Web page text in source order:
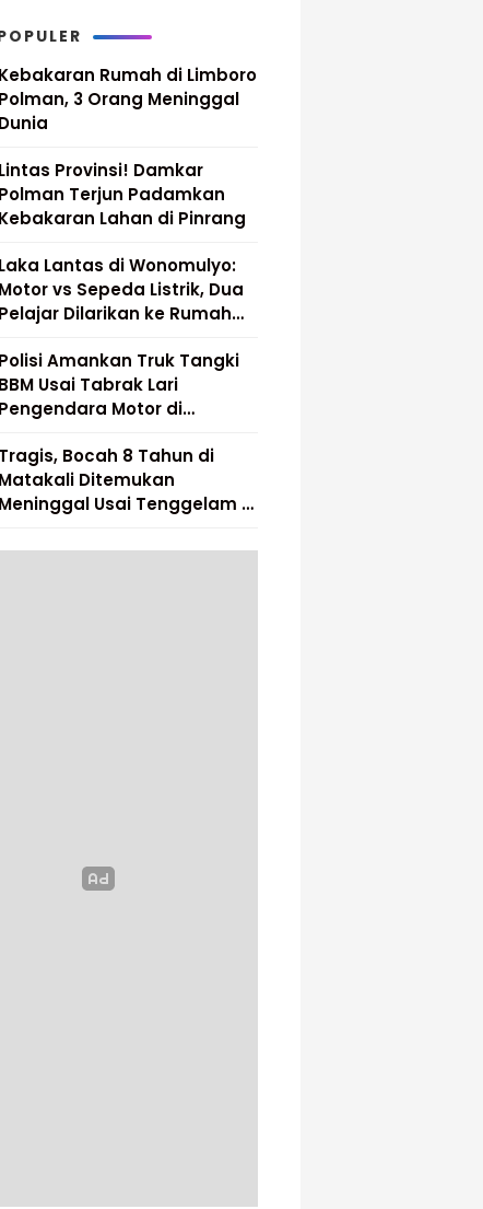
Kebakaran Rumah di Limboro
Polman, 3 Orang Meninggal
Dunia
Lintas Provinsi! Damkar
Polman Terjun Padamkan
Kebakaran Lahan di Pinrang
Laka Lantas di Wonomulyo:
Motor vs Sepeda Listrik, Dua
Pelajar Dilarikan ke Rumah
Polisi Amankan Truk Tangki
BBM Usai Tabrak Lari
Pengendara Motor di
Tragis, Bocah 8 Tahun di
Matakali Ditemukan
Meninggal Usai Tenggelam di